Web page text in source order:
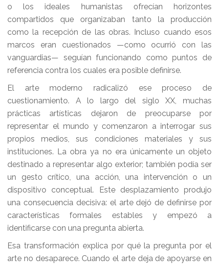
o los ideales humanistas ofrecían horizontes
compartidos que organizaban tanto la producción
como la recepción de las obras. Incluso cuando esos
marcos eran cuestionados —como ocurrió con las
vanguardias— seguían funcionando como puntos de
referencia contra los cuales era posible definirse.
El arte moderno radicalizó ese proceso de
cuestionamiento. A lo largo del siglo XX, muchas
prácticas artísticas dejaron de preocuparse por
representar el mundo y comenzaron a interrogar sus
propios medios, sus condiciones materiales y sus
instituciones. La obra ya no era únicamente un objeto
destinado a representar algo exterior; también podía ser
un gesto crítico, una acción, una intervención o un
dispositivo conceptual. Este desplazamiento produjo
una consecuencia decisiva: el arte dejó de definirse por
características formales estables y empezó a
identificarse con una pregunta abierta.
Esa transformación explica por qué la pregunta por el
arte no desaparece. Cuando el arte deja de apoyarse en